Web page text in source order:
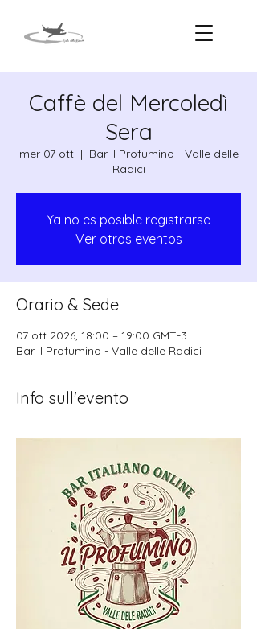
Caffè del Mercoledì
Sera
mer 07 ott
  |
Bar ll Profumino - Valle delle
Radici
Ya no es posible registrarse
Ver otros eventos
Orario & Sede
07 ott 2026, 18:00 – 19:00 GMT-3
Bar ll Profumino - Valle delle Radici
Info sull'evento